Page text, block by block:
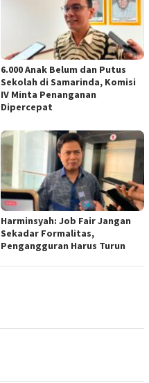
6.000 Anak Belum dan Putus
Sekolah di Samarinda, Komisi
IV Minta Penanganan
Dipercepat
Harminsyah: Job Fair Jangan
Sekadar Formalitas,
Pengangguran Harus Turun